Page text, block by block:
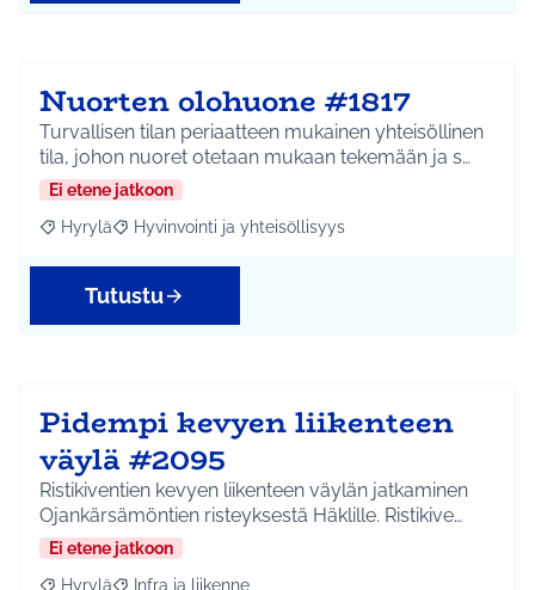
Nuorten olohuone #1817
Turvallisen tilan periaatteen mukainen yhteisöllinen
tila, johon nuoret otetaan mukaan tekemään ja s…
Ei etene jatkoon
Rajaa tulokset aihepiirin mukaan: Hyrylä
Hyrylä Rajaa tulokset teeman mukaan: Hyvinvointi ja
Hyvinvointi ja yhteisöllisyys
Tutustu
Pidempi kevyen liikenteen
väylä #2095
Ristikiventien kevyen liikenteen väylän jatkaminen
Ojankärsämöntien risteyksestä Häklille. Ristikive…
Ei etene jatkoon
Hyrylä Infra ja liikenne